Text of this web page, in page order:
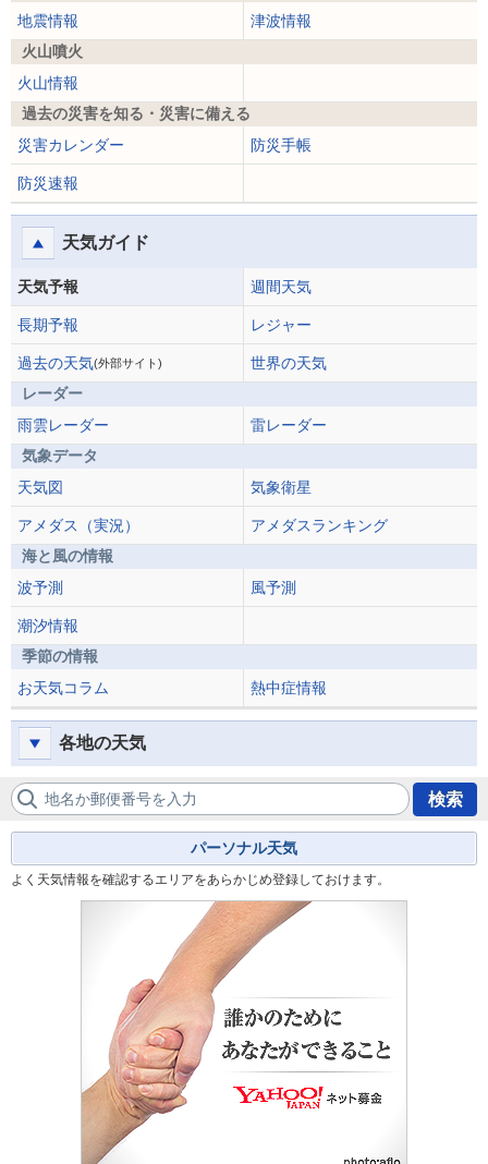
地震情報
津波情報
火山噴火
火山情報
過去の災害を知る・災害に備える
災害カレンダー
防災手帳
防災速報
天気ガイド
天気予報 週間天気
長期予報 レジャー
過去の天気(外部サイト)
世界の天気
レーダー
雨雲レーダー
雷レーダー
気象データ
天気図
気象衛星
アメダス（実況）
アメダスランキング
海と風の情報
波予測
風予測
潮汐情報
季節の情報
お天気コラム
熱中症情報
各地の天気
地名か郵便番号を入力 検索
パーソナル天気
よく天気情報を確認するエリアをあらかじめ登録しておけます。